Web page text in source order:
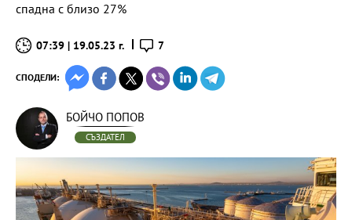
спадна с близо 27%
07:39 | 19.05.23 г. 7
СПОДЕЛИ:
БОЙЧО ПОПОВ
СЪЗДАТЕЛ